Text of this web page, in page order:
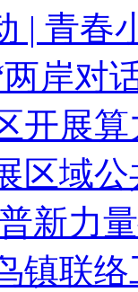
| 青春
岸对
开展
区域
新力
镇联